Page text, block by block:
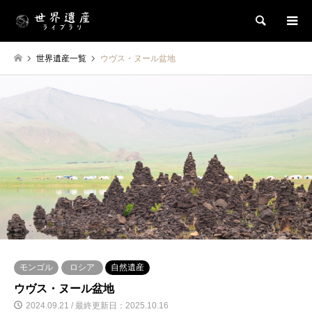
検索
世界遺産一覧 ウヴス・ヌール盆地
モンゴル ロシア 自然遺産
ウヴス・ヌール盆地
2024.09.21 / 最終更新日：2025.10.16